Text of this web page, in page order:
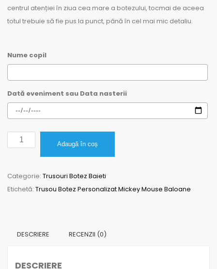
centrul atenției în ziua cea mare a botezului, tocmai de aceea
totul trebuie să fie pus la punct, până în cel mai mic detaliu.
Nume copil
Dată eveniment sau Data nasterii
Cantitate
Trusou
Personalizat
Mickey
Adaugă în coș
Categorie: Trusouri Botez Baieti
Etichetă: Trusou Botez Personalizat Mickey Mouse Baloane
DESCRIERE RECENZII (0)
DESCRIERE